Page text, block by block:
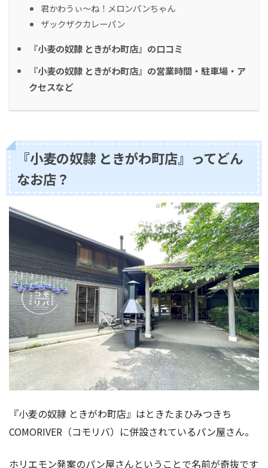
君かわうぃ〜ね！メロンパンちゃん
ザックザクカレーパン
『小麦の奴隷 ときがわ町店』の口コミ
『小麦の奴隷 ときがわ町店』の営業時間・駐車場・ア
クセスなど
『小麦の奴隷 ときがわ町店』ってどん
なお店？
『小麦の奴隷 ときがわ町店』はときたまひみつきち
COMORIVER（コモリバ）に併設されているパン屋さん。
ホリエモン発案のパン屋さんということで名前が奇抜です